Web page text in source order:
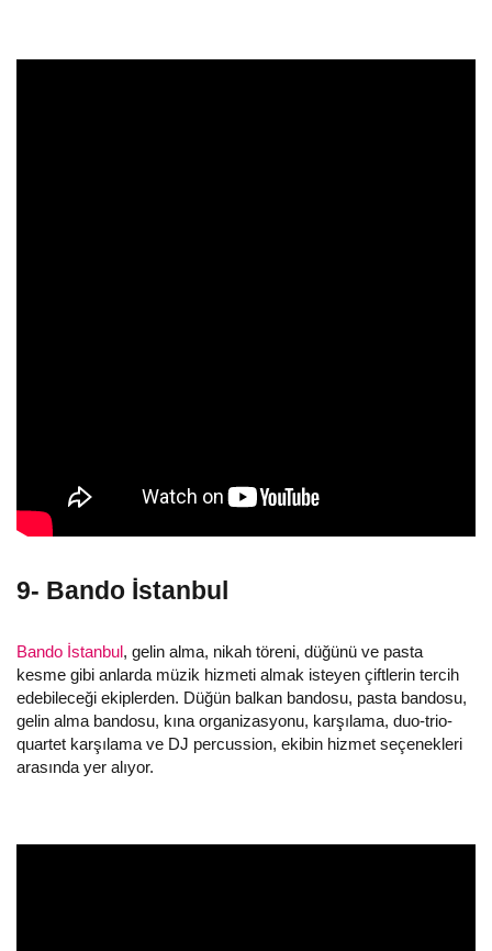
9- Bando İstanbul
Bando İstanbul, gelin alma, nikah töreni, düğünü ve pasta
kesme gibi anlarda müzik hizmeti almak isteyen çiftlerin tercih
edebileceği ekiplerden. Düğün balkan bandosu, pasta bandosu,
gelin alma bandosu, kına organizasyonu, karşılama, duo-trio-
quartet karşılama ve DJ percussion, ekibin hizmet seçenekleri
arasında yer alıyor.